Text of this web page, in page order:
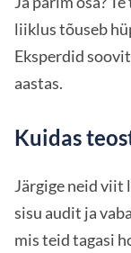
liiklus tõuseb
Eksperdid
aastas.
Kuidas
Järgige neid viit
sisu audit ja
mis teid tagasi